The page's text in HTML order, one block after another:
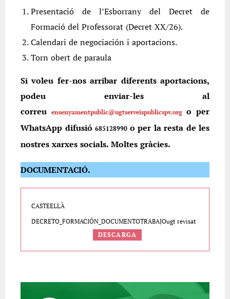
Presentació de l’Esborrany del Decret de
Formació del Professorat (Decret XX/26).
Calendari de negociación i aportacions.
Torn obert de paraula
Si voleu fer-nos arribar diferents aportacions,
podeu enviar-les al
correu ensenyamentpublic@ugtserveispublicspv.org o per
WhatsApp difusió 685128990 o per la resta de les
nostres xarxes socials. Moltes gràcies.
DOCUMENTACIÓ.
CASTEELLÀ
DECRETO_FORMACIÓN_DOCUMENTOTRABAJOugt revisat
DESCARGA